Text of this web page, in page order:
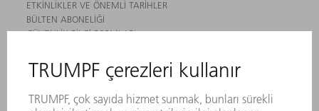
ETKINLIKLER VE ÖNEMLI TARIHLER
BÜLTEN ABONELIĞI
GÜVENLIK BILGI FORMLARI
MAKINALAR VE SISTEMLER
LAZER
ELEKTRIKLI ALETLER